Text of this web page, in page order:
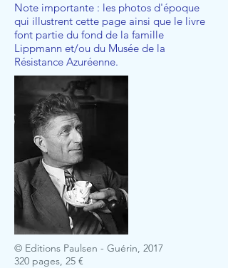
Note importante : les photos d'époque
qui illustrent cette page ainsi que le livre
font partie du fond de la famille
Lippmann et/ou du Musée de la
Résistance Azuréenne.
© Editions Paulsen - Guérin, 2017
320 pages, 25 €